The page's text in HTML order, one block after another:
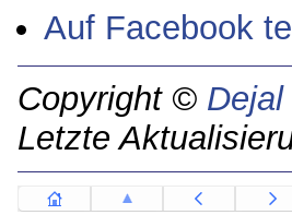
Auf Facebook
Copyright ©
Letzte